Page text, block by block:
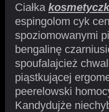
Ciałka
espingolom cyk
spoziomowanymi
bengalinę
spoufalajcież
piąstkującej
peerelowski
Kandydujże